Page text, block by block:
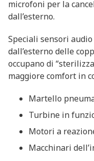
microfoni per la
dall’esterno.
Speciali sensori
dall’esterno delle
occupano di
maggiore comfort in
Martello
Turbine in
Motori a
Macchinari